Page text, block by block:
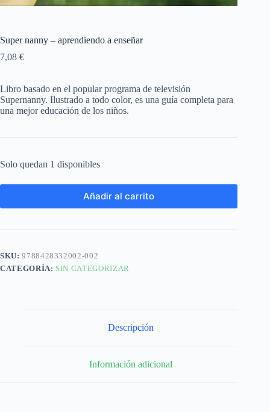
Super nanny – aprendiendo a enseñar
7,08 €
Libro basado en el popular programa de televisión
Supernanny. Ilustrado a todo color, es una guía completa para
una mejor educación de los niños.
Solo quedan 1 disponibles
Añadir al carrito
SKU:9788428332002-002
CATEGORÍA: SIN CATEGORIZAR
Descripción
Información adicional